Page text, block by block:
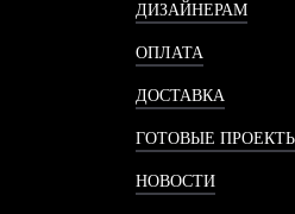
ДИЗАЙНЕРАМ
ОПЛАТА
ДОСТАВКА
ГОТОВЫЕ
НОВОСТИ